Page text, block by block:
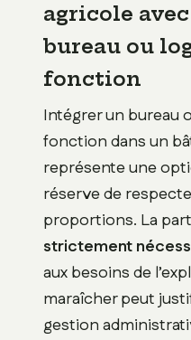
agricole
bureau ou
fonction
Intégrer un bureau
fonction dans un
représente une
réserve de
proportions. La
strictement
aux besoins de
maraîcher peut
gestion